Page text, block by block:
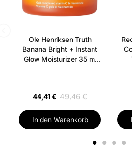
Tapiokastärke, Kieselsäure,
Polymethylsilsesquioxan, Parfum/
Benzylsalicylat, Hexylzimt,
Isomethylionon.
Ole Henriksen Truth
Banana Bright + Instant
Glow Moisturizer 35 ml
44,41 € 49,46 €
In den Warenkorb